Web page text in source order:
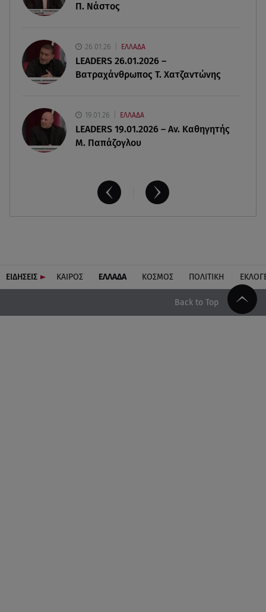
Σαμοθράκη: Συγκλονιστική διάσωση 15χρονης
από δύσβατο φαράγγι
06.08.26 , 19:44
Πότε δεν επιβάλλεται φόρος κληρονομιάς σε
τραπεζικές καταθέσεις
Π. Νάστος
26.01.26 ΕΛΛΑΔΑ
LEADERS 26.01.2026 –
Βατραχάνθρωπος Τ. Χατζαντώνης
19.01.26 ΕΛΛΑΔΑ
LEADERS 19.01.2026 – Αν. Καθηγητής
Μ. Παπάζογλου
ΕΙΔΗΣΕΙΣ ΚΑΙΡΟΣ ΕΛΛΑΔΑ ΚΟΣΜΟΣ ΠΟΛΙΤΙΚΗ
Back to Top